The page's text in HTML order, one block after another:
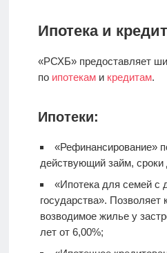
Ипотека и
«РСХБ» предоставляет
по ипотеками кредитам.
Ипотеки:
«Рефинансирование»
действующий займ, сроки
«Ипотека для семей с
государства». Позволяет
возводимое жилье у
лет от 6,00%;